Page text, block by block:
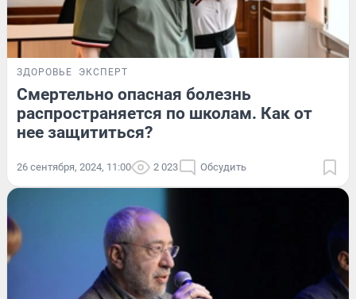
ЗДОРОВЬЕ ЭКСПЕРТ
Смертельно опасная болезнь
распространяется по школам. Как от
нее защититься?
26 сентября, 2024, 11:00 2 023 Обсудить